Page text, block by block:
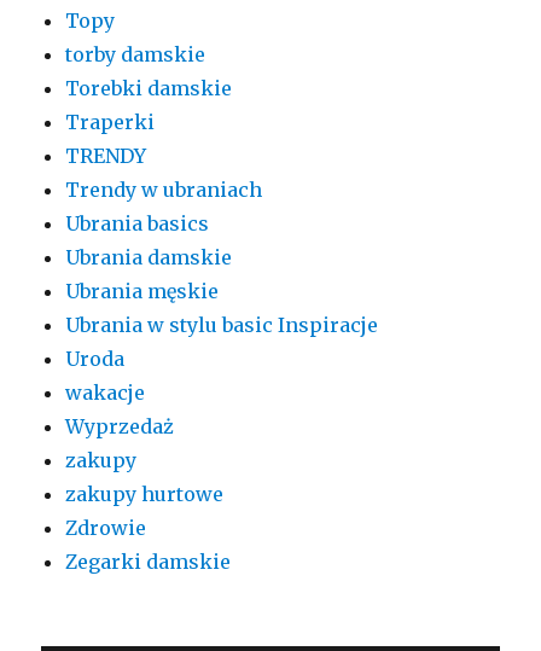
Topy
torby damskie
Torebki damskie
Traperki
TRENDY
Trendy w ubraniach
Ubrania basics
Ubrania damskie
Ubrania męskie
Ubrania w stylu basic Inspiracje
Uroda
wakacje
Wyprzedaż
zakupy
zakupy hurtowe
Zdrowie
Zegarki damskie